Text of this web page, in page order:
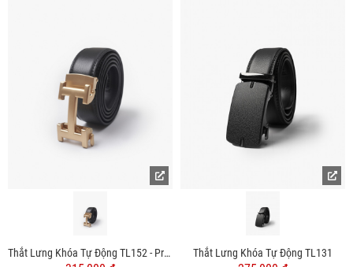
Thắt Lưng Khóa Tự Động TL152 - Pre Order Thắt Lưng Khóa Tự Động TL131